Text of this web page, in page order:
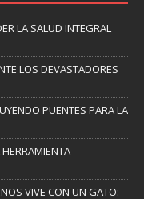
LA SALUD INTEGRAL
LOS DEVASTADORES
PUENTES PARA LA
VIVE CON UN GATO: